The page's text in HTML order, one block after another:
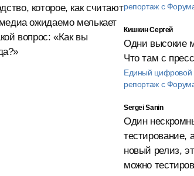
которое, как считают
ожидаемо мелькает
вопрос: «Как вы
репортаж с
Кишкин Сергей
Одни высокие
Что там с
Единый цифровой
репортаж с
Sergei Sanin
Один
тестирование,
новый релиз,
можно